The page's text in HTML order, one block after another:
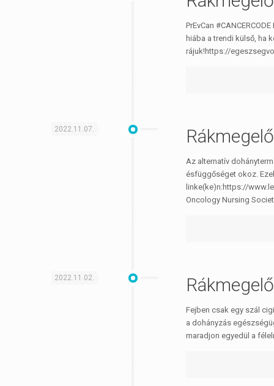
PrEvCan
hiába a trendi külső, ha
rájuk!https://
2022.11.07.
Az alternatív
ésfüggőséget okoz.
linke(ke)n:https://
Oncology Nursing
2022.11.02.
Fejben csak egy szál
a dohányzás
maradjon egyedül a